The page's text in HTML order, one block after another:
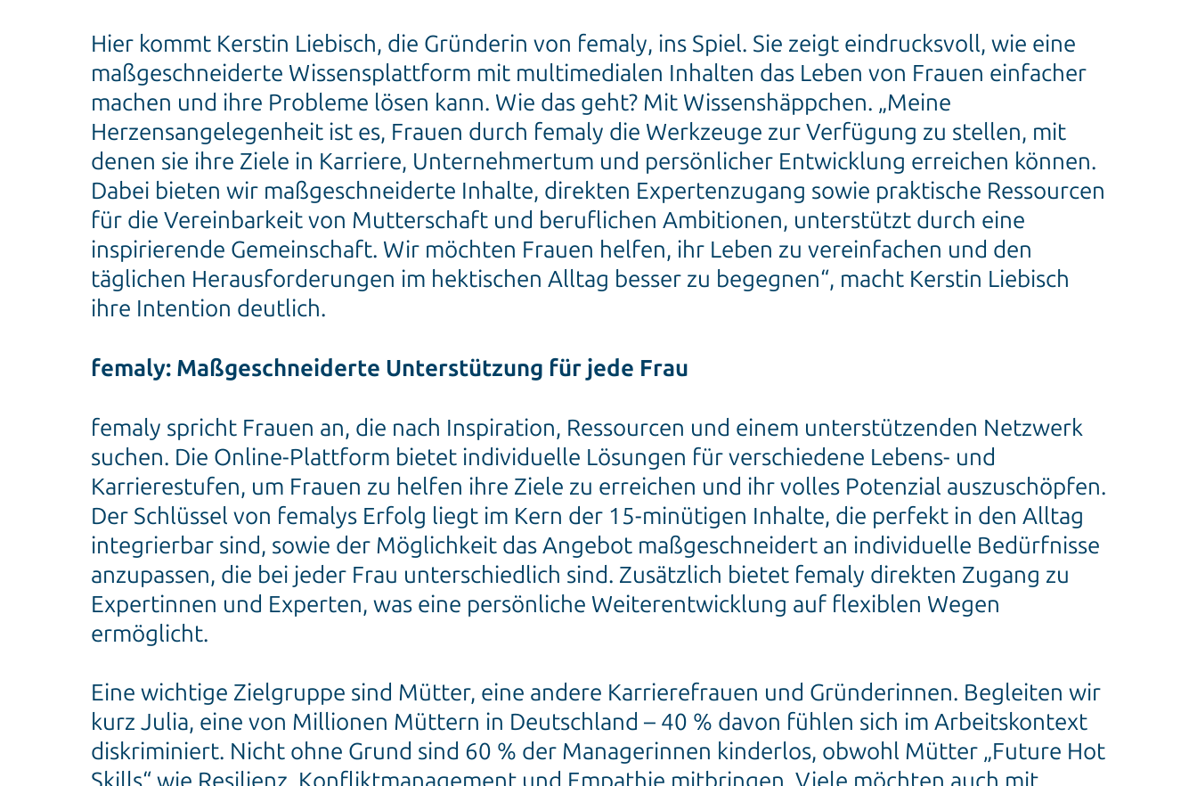
Hier kommt Kerstin Liebisch, die Gründerin von femaly, ins Spiel. Sie zeigt eindrucksvoll, wie eine
maßgeschneiderte Wissensplattform mit multimedialen Inhalten das Leben von Frauen einfacher
machen und ihre Probleme lösen kann. Wie das geht? Mit Wissenshäppchen. „Meine
Herzensangelegenheit ist es, Frauen durch femaly die Werkzeuge zur Verfügung zu stellen, mit
denen sie ihre Ziele in Karriere, Unternehmertum und persönlicher Entwicklung erreichen können.
Dabei bieten wir maßgeschneiderte Inhalte, direkten Expertenzugang sowie praktische Ressourcen
für die Vereinbarkeit von Mutterschaft und beruflichen Ambitionen, unterstützt durch eine
inspirierende Gemeinschaft. Wir möchten Frauen helfen, ihr Leben zu vereinfachen und den
täglichen Herausforderungen im hektischen Alltag besser zu begegnen“, macht Kerstin Liebisch
ihre Intention deutlich.
femaly: Maßgeschneiderte Unterstützung für jede Frau
femaly spricht Frauen an, die nach Inspiration, Ressourcen und einem unterstützenden Netzwerk
suchen. Die Online-Plattform bietet individuelle Lösungen für verschiedene Lebens- und
Karrierestufen, um Frauen zu helfen ihre Ziele zu erreichen und ihr volles Potenzial auszuschöpfen.
Der Schlüssel von femalys Erfolg liegt im Kern der 15-minütigen Inhalte, die perfekt in den Alltag
integrierbar sind, sowie der Möglichkeit das Angebot maßgeschneidert an individuelle Bedürfnisse
anzupassen, die bei jeder Frau unterschiedlich sind. Zusätzlich bietet femaly direkten Zugang zu
Expertinnen und Experten, was eine persönliche Weiterentwicklung auf flexiblen Wegen
ermöglicht.
Eine wichtige Zielgruppe sind Mütter, eine andere Karrierefrauen und Gründerinnen. Begleiten wir
kurz Julia, eine von Millionen Müttern in Deutschland – 40 % davon fühlen sich im Arbeitskontext
diskriminiert. Nicht ohne Grund sind 60 % der Managerinnen kinderlos, obwohl Mütter „Future Hot